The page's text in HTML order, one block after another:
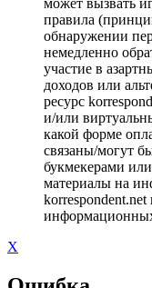
может вызвать
правила
обнаружении
немедленно
участие в
доходов или
ресурс
и/или
какой форме
связаны/могут
букмекерами
материалы на
X